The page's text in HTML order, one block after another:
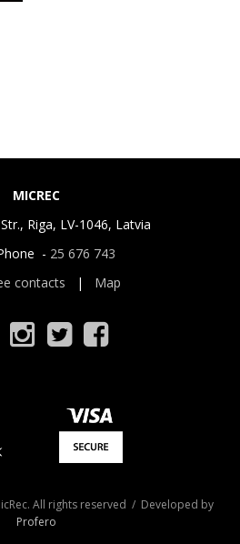
MICREC
Riga, LV-1046, Latvia
- 25 676 743
contacts | Map
All rights reserved / Developed by
Profero